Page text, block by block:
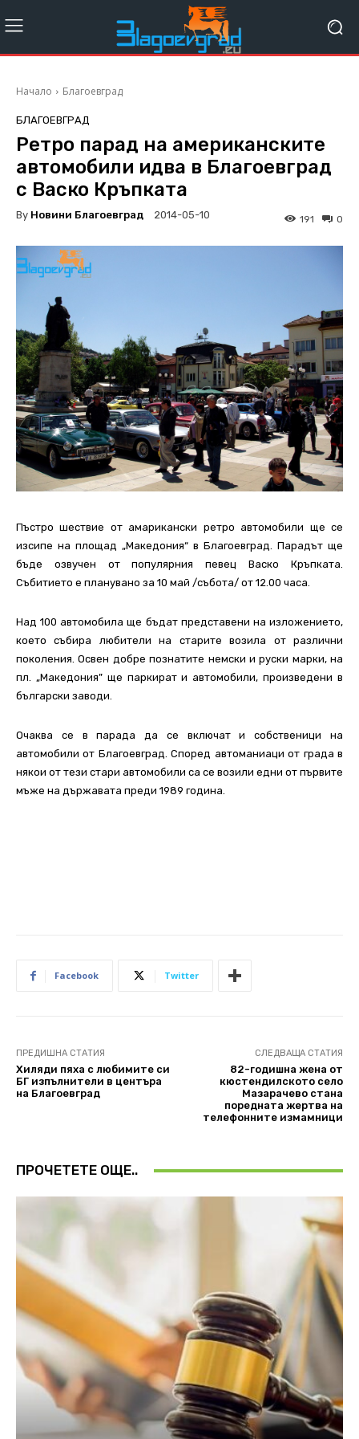
Начало Благоевград
БЛАГОЕВГРАД
Ретро парад на американските
автомобили идва в Благоевград
с Васко Кръпката
By Новини Благоевград 2014-05-10 0
191
Пъстро шествие от амарикански ретро автомобили ще се
изсипе на площад „Македония“ в Благоевград. Парадът ще
бъде озвучен от популярния певец Васко Кръпката.
Събитието е планувано за 10 май /събота/ от 12.00 часа.
Над 100 автомобила ще бъдат представени на изложението,
което събира любители на старите возила от различни
поколения. Освен добре познатите немски и руски марки, на
пл. „Македония” ще паркират и автомобили, произведени в
български заводи.
Очаква се в парада да се включат и собственици на
автомобили от Благоевград. Според автоманиаци от града в
някои от тези стари автомобили са се возили едни от първите
мъже на държавата преди 1989 година.
Facebook Twitter
ПРЕДИШНА СТАТИЯ
Хиляди пяха с любимите си
БГ изпълнители в центъра
на Благоевград
СЛЕДВАЩА СТАТИЯ
82-годишна жена от
кюстендилското село
Мазарачево стана
поредната жертва на
телефонните измамници
ПРОЧЕТЕТЕ ОЩЕ..